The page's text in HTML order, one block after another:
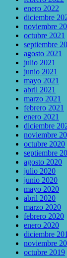
enero 2022
diciembre
noviembre
octubre 2021
septiembre
agosto 2021
julio 2021
junio 2021
mayo 2021
abril 2021
marzo 2021
febrero 2021
enero 2021
diciembre
noviembre
octubre 2020
septiembre
agosto 2020
julio 2020
junio 2020
mayo 2020
abril 2020
marzo 2020
febrero 2020
enero 2020
diciembre
noviembre
octubre 2019